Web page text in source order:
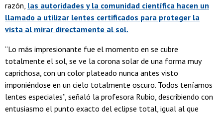
razón, las autoridades y la comunidad científica hacen un
llamado a utilizar lentes certificados para proteger la
vista al mirar directamente al sol.
“Lo más impresionante fue el momento en se cubre
totalmente el sol, se ve la corona solar de una forma muy
caprichosa, con un color plateado nunca antes visto
imponiéndose en un cielo totalmente oscuro. Todos teníamos
lentes especiales”, señaló la profesora Rubio, describiendo con
entusiasmo el punto exacto del eclipse total, igual al que